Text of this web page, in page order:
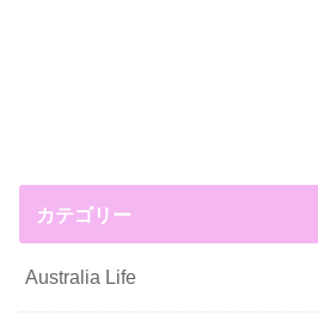
カテゴリー
Australia Life